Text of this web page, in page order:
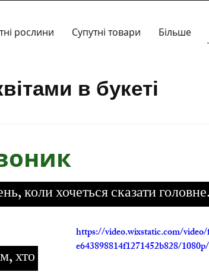
рослини Супутні товари Більше
в букеті
коли хочеться сказати
https://video.wixstatic.com/
e643898814f1271452b828/
хто